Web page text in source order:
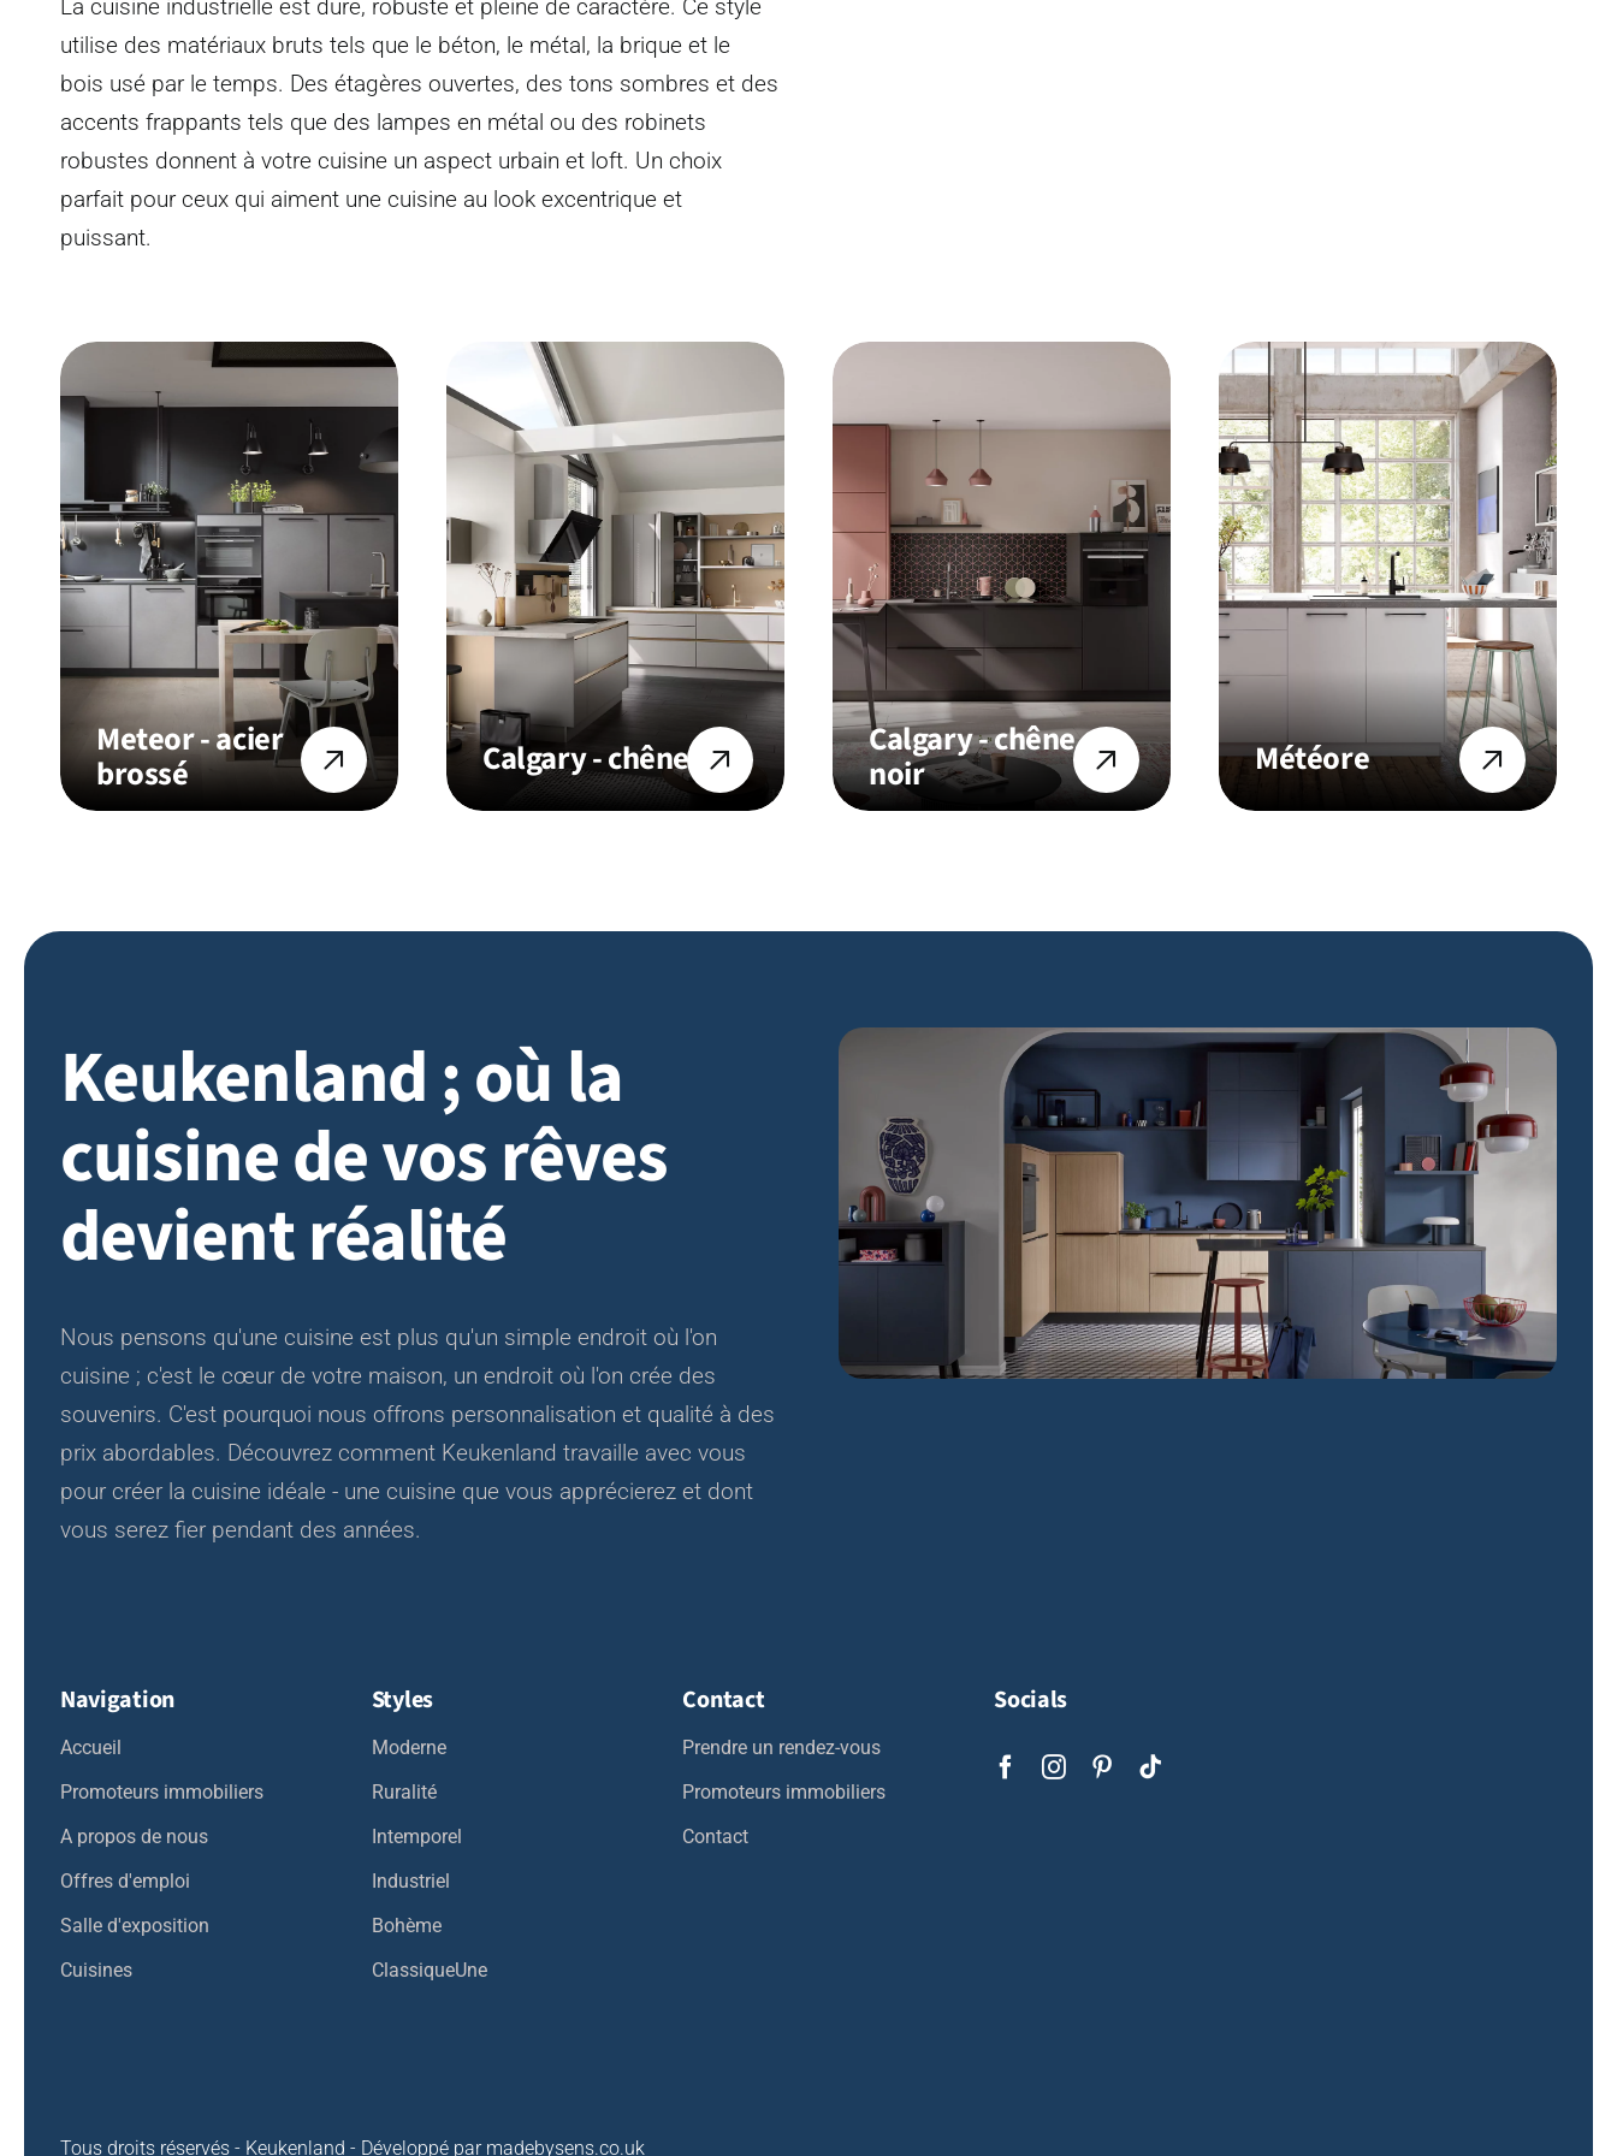
La cuisine industrielle est dure, robuste et pleine de caractère. Ce style
utilise des matériaux bruts tels que le béton, le métal, la brique et le
bois usé par le temps. Des étagères ouvertes, des tons sombres et des
accents frappants tels que des lampes en métal ou des robinets
robustes donnent à votre cuisine un aspect urbain et loft. Un choix
parfait pour ceux qui aiment une cuisine au look excentrique et
puissant.
Meteor - acier
brossé Calgary - chêne Calgary - chêne
noir Météore
Keukenland ;où la
cuisine de vos rêves
devient réalité
Nous pensons qu'une cuisine est plus qu'un simple endroit où l'on
cuisine ; c'est le cœur de votre maison, un endroit où l'on crée des
souvenirs. C'est pourquoi nous offrons personnalisation et qualité à des
prix abordables. Découvrez comment Keukenland travaille avec vous
pour créer la cuisine idéale - une cuisine que vous apprécierez et dont
vous serez fier pendant des années.
Navigation
Accueil
Promoteurs immobiliers
A propos de nous
Offres d'emploi
Salle d'exposition
Cuisines
Styles
Moderne
Ruralité
Intemporel
Industriel
Bohème
ClassiqueUne
Contact
Prendre un rendez-vous
Promoteurs immobiliers
Contact
Socials
Tous droits réservés - Keukenland - Développé par madebysens.co.uk